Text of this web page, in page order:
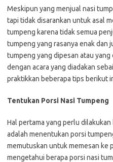
Meskipun yang menjual nasi
tapi tidak disarankan untuk asal
tumpeng karena tidak semua
tumpeng yang rasanya enak dan
tumpeng yang dipesan atau
dengan acara yang diadakan
praktikkan beberapa tips berikut
Tentukan Porsi Nasi Tumpeng
Hal pertama yang perlu
adalah menentukan porsi
memutuskan untuk memesan ke
mengetahui berapa porsi nasi